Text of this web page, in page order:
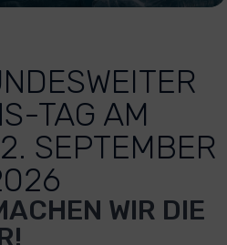
TAG AM
SEPTEMBER
WIR DIE